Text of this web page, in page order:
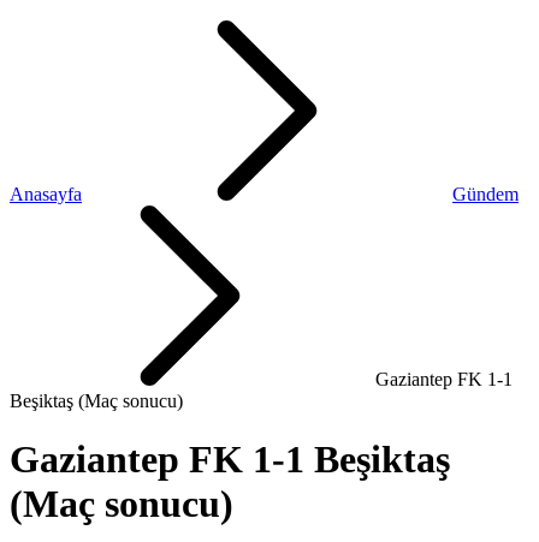
Anasayfa Gündem
Gaziantep FK 1-1
Beşiktaş (Maç sonucu)
Gaziantep FK 1-1 Beşiktaş
(Maç sonucu)